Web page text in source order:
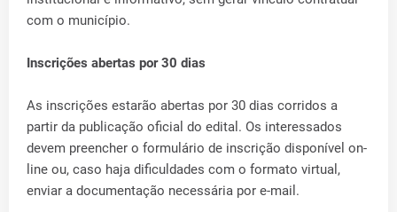
com o município.
Inscrições abertas por 30 dias
As inscrições estarão abertas por 30 dias corridos a
partir da publicação oficial do edital. Os interessados
devem preencher o formulário de inscrição disponível on-
line ou, caso haja dificuldades com o formato virtual,
enviar a documentação necessária por e-mail.